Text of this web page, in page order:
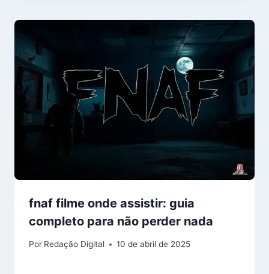
fnaf filme onde assistir: guia
completo para não perder nada
Por Redação Digital 10 de abril de 2025